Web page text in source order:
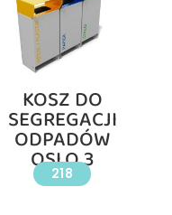
KOSZ DO
SEGREGACJI
ODPADÓW
OSLO 3
218